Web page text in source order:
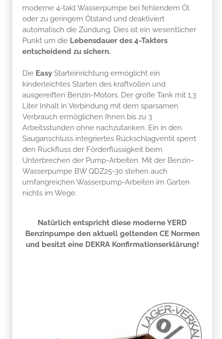
automatisch die Zündung. Dies ist ein wesentlicher
Punkt um dieLebensdauer des 4-Takters
entscheidend zu sichern.
DieEasyStarteinrichtung ermöglicht ein
ausgereiften Benzin-Motors. Der große Tank mit 1,3
Liter Inhalt in Verbindung mit dem sparsamen
Verbrauch ermöglichen Ihnen bis zu 3
Arbeitsstunden ohne nachzutanken. Ein in den
Sauganschluss integriertes Rückschlagventil sperrt
den Rückfluss der Förderflüssigkeit beim
Unterbrechen der Pump-Arbeiten. Mit der Benzin-
Wasserpumpe BW QDZ25-30 stehen auch
umfangreichen Wasserpump-Arbeiten im Garten
nichts im Wege.
Natürlich entspricht diese moderne YERD
und besitzt eine DEKRA Konfirmationserklärung!